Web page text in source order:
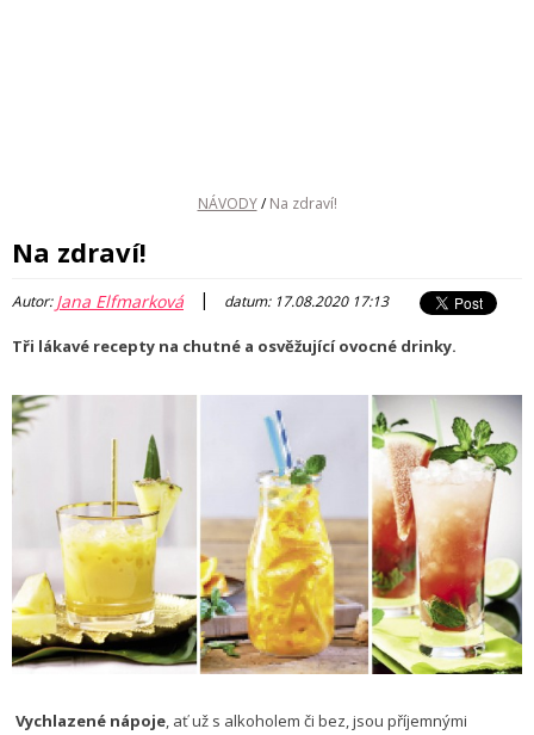
NÁVODY / Na zdraví!
Na zdraví!
Autor:Jana Elfmarková | datum: 17.08.2020 17:13
Tři lákavé recepty na chutné a osvěžující ovocné drinky.
Vychlazené nápoje, ať už s alkoholem či bez, jsou příjemnými